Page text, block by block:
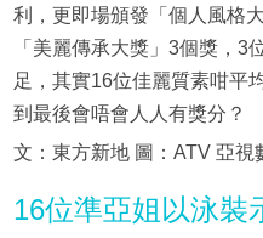
利，更即場頒發「個人風格
「美麗傳承大獎」3個獎，3
足，其實16位佳麗質素咁平
到最後會唔會人人有獎分？
文：東方新地 圖：ATV 亞視
16位準亞姐以泳裝